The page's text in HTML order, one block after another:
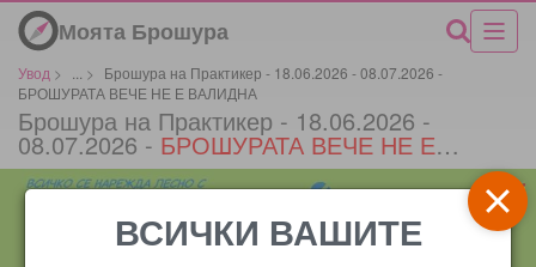
Моята Брошура
Увод > >
Брошура на Практикер - 18.06.2026 - 08.07.2026 -
БРОШУРАТА ВЕЧЕ НЕ Е ВАЛИДНА
Брошура на Практикер - 18.06.2026 -
08.07.2026 - БРОШУРАТА ВЕЧЕ НЕ Е
ВАЛИДНА *
ВСИЧКИ ВАШИТЕ